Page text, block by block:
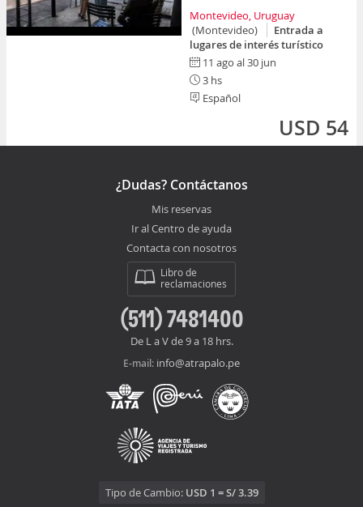
Montevideo, Uruguay
(Montevideo)
Entrada a
lugares de interés turístico
11 ago al 30 jun
3 hs
Español
USD 54
¿Dudas? Contáctanos
Mis reservas
Ir al Centro de ayuda
Contacta con nosotros
Libro de
reclamaciones
(511) 7481400
De L a V de 9 a 18 hrs.
E-mail: info@atrapalo.pe
Tipo de Cambio: USD 1 = S/ 3.39